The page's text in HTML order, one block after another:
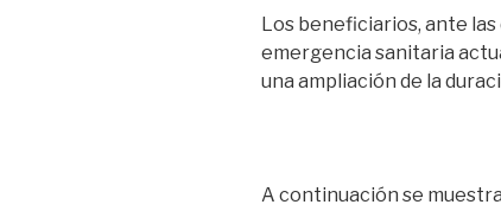
Los beneficiarios, ante
emergencia sanitaria
una ampliación de la
A continuación se